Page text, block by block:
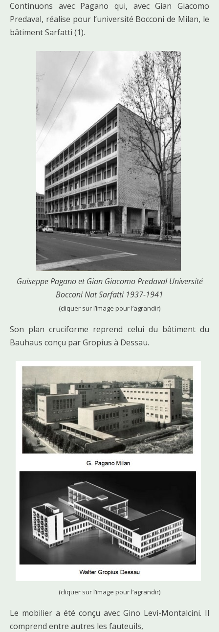
Continuons avec Pagano qui, avec Gian Giacomo
Predaval, réalise pour l’université Bocconi de Milan, le
bâtiment Sarfatti (1).
Guiseppe Pagano et Gian Giacomo Predaval Université
Bocconi Nat Sarfatti 1937-1941
(cliquer sur l’image pour l’agrandir)
Son plan cruciforme reprend celui du bâtiment du
Bauhaus conçu par Gropius à Dessau.
(cliquer sur l’image pour l’agrandir)
Le mobilier a été conçu avec Gino Levi-Montalcini. Il
comprend entre autres les fauteuils,